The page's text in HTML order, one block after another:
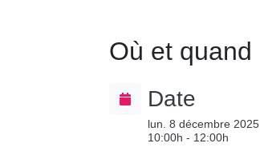
Où et quand
Date
lun. 8 décembre 2025
10:00h - 12:00h